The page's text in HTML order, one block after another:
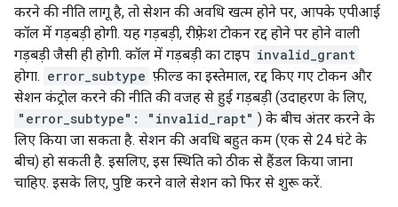
करने की नीति लागू है, तो सेशन की अवधि खत्म होने पर, आपके एपीआई
कॉल में गड़बड़ी होगी. यह गड़बड़ी, रीफ़्रेश टोकन रद्द होने पर होने वाली
गड़बड़ी जैसी ही होगी. कॉल में गड़बड़ी का टाइप invalid_grant
होगा. error_subtype फ़ील्ड का इस्तेमाल, रद्द किए गए टोकन और
सेशन कंट्रोल करने की नीति की वजह से हुई गड़बड़ी (उदाहरण के लिए,
"error_subtype": "invalid_rapt" ) के बीच अंतर करने के
लिए किया जा सकता है. सेशन की अवधि बहुत कम (एक से 24 घंटे के
बीच) हो सकती है. इसलिए, इस स्थिति को ठीक से हैंडल किया जाना
चाहिए. इसके लिए, पुष्टि करने वाले सेशन को फिर से शुरू करें.